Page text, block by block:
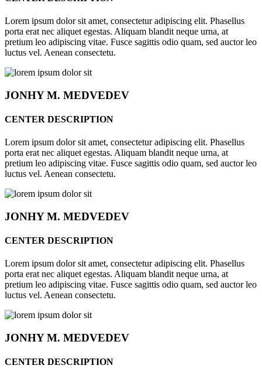
Lorem ipsum dolor sit amet, consectetur adipiscing elit. Phasellus
porta erat nec aliquet egestas. Aliquam blandit neque urna, at
pretium leo adipiscing vitae. Fusce sagittis odio quam, sed auctor leo
luctus vel. Aenean consectetu.
JONHYM. MEDVEDEV
CENTER DESCRIPTION
Lorem ipsum dolor sit amet, consectetur adipiscing elit. Phasellus
porta erat nec aliquet egestas. Aliquam blandit neque urna, at
pretium leo adipiscing vitae. Fusce sagittis odio quam, sed auctor leo
luctus vel. Aenean consectetu.
JONHYM. MEDVEDEV
CENTER DESCRIPTION
Lorem ipsum dolor sit amet, consectetur adipiscing elit. Phasellus
porta erat nec aliquet egestas. Aliquam blandit neque urna, at
pretium leo adipiscing vitae. Fusce sagittis odio quam, sed auctor leo
luctus vel. Aenean consectetu.
JONHYM. MEDVEDEV
CENTER DESCRIPTION